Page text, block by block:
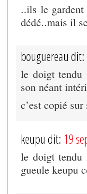
..ils le
dédé..mais il
bouguereau dit:
le doigt tendu
son néant
c’est copié sur
keupu dit: 19
le doigt tendu
gueule keupu